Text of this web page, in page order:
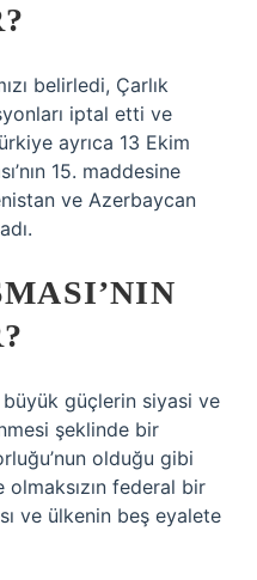
belirledi, Çarlık
iptal etti ve
ayrıca 13 Ekim
15. maddesine
ve Azerbaycan
büyük güçlerin siyasi ve
şeklinde bir
olduğu gibi
federal bir
ve ülkenin beş eyalete